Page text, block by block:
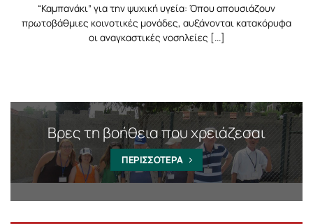
“Καμπανάκι” για την ψυχική υγεία: Όπου απουσιάζουν
πρωτοβάθμιες κοινοτικές μονάδες, αυξάνονται κατακόρυφα
οι αναγκαστικές νοσηλείες [...]
Βρες τη βοήθεια που χρειάζεσαι
ΠΕΡΙΣΣΟΤΕΡΑ